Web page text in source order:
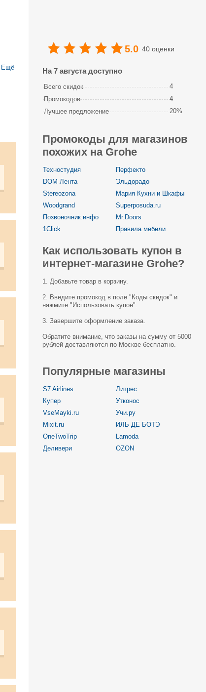
Ещё
5.0 40 оценки
На 7 августа доступно
Всего скидок
4
Промокодов
4
Лучшее предложение
20%
Промокоды для магазинов
похожих на Grohe
Техностудия
Перфекто
DOM Лента
Эльдорадо
Stereozona
Мария Кухни и Шкафы
Woodgrand
Superposuda.ru
Позвоночник.инфо
Mr.Doors
1Click
Правила мебели
Как использовать купон в
интернет-магазине Grohe?
1. Добавьте товар в корзину.
2. Введите промокод в поле "Коды скидок" и
нажмите "Использовать купон".
3. Завершите оформление заказа.
Обратите внимание, что заказы на сумму от 5000
рублей доставляются по Москве бесплатно.
Популярные магазины
S7 Airlines
Литрес
Купер
Утконос
VseMayki.ru
Учи.ру
Mixit.ru
ИЛЬ ДЕ БОТЭ
OneTwoTrip
Lamoda
Деливери
OZON